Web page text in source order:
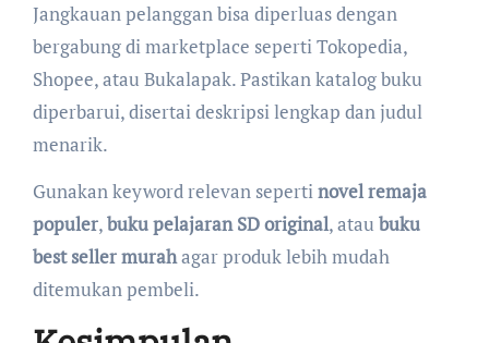
Jangkauan pelanggan bisa diperluas dengan
bergabung di marketplace seperti Tokopedia,
Shopee, atau Bukalapak. Pastikan katalog buku
diperbarui, disertai deskripsi lengkap dan judul
menarik.
Gunakan keyword relevan sepertinovel remaja
populer,buku pelajaran SD original, atau buku
best seller murahagar produk lebih mudah
ditemukan pembeli.